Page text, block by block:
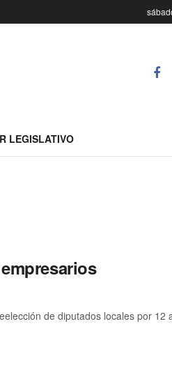
LEGISLATIVO
de diputados locales por 12